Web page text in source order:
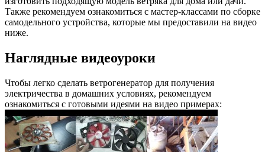
Также рекомендуем ознакомиться с мастер-классами по сборке
самодельного устройства, которые мы предоставили на видео
ниже.
Наглядные видеоуроки
Чтобы легко сделать ветрогенератор для получения
электричества в домашних условиях, рекомендуем
ознакомиться с готовыми идеями на видео примерах: